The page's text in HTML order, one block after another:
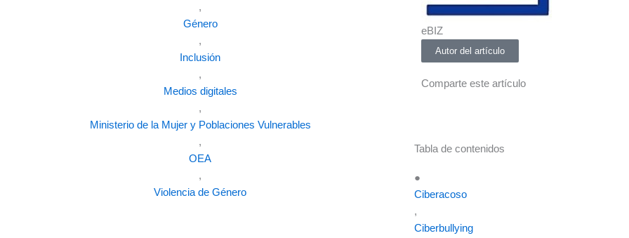
,
Género
,
Inclusión
,
Medios digitales
,
Ministerio de la Mujer y Poblaciones Vulnerables
,
OEA
,
Violencia de Género
eBIZ
Autor del artículo
Comparte este artículo
Tabla de contenidos
●
Ciberacoso
,
Ciberbullying